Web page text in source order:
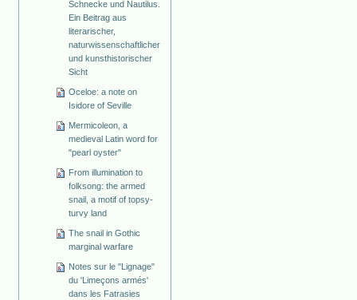
Schnecke und Nautilus.
Ein Beitrag aus
literarischer,
naturwissenschaftlicher
und kunsthistorischer
Sicht
Oceloe: a note on
Isidore of Seville
Mermicoleon, a
medieval Latin word for
"pearl oyster"
From illumination to
folksong: the armed
snail, a motif of topsy-
turvy land
The snail in Gothic
marginal warfare
Notes sur le "Lignage"
du 'Limeçons armés'
dans les Fatrasies